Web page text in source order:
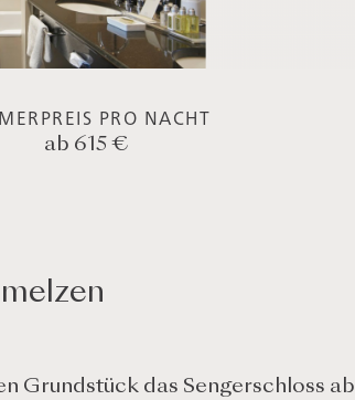
PRO NACHT
ab 615 €
Grundstück das Sengerschloss ab